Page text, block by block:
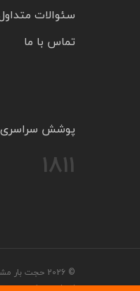
سئوالات
تماس با ما
پوشش سراسری
1811
© 2026 حجت
اتوبار در مشهد.